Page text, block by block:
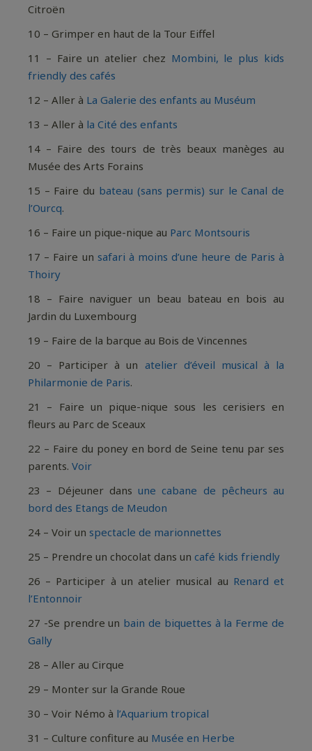
Citroën
10 – Grimper en haut de la Tour Eiffel
11 – Faire un atelier chez Mombini, le plus kids
friendly des cafés
12 – Aller à La Galerie des enfants au Muséum
13 – Aller à la Cité des enfants
14 – Faire des tours de très beaux manèges au
Musée des Arts Forains
15 – Faire du bateau (sans permis) sur le Canal de
l’Ourcq.
16 – Faire un pique-nique au Parc Montsouris
17 – Faire un safari à moins d’une heure de Paris à
Thoiry
18 – Faire naviguer un beau bateau en bois au
Jardin du Luxembourg
19 – Faire de la barque au Bois de Vincennes
20 – Participer à un atelier d’éveil musical à la
Philarmonie de Paris.
21 – Faire un pique-nique sous les cerisiers en
fleurs au Parc de Sceaux
22 – Faire du poney en bord de Seine tenu par ses
parents. Voir
23 – Déjeuner dans une cabane de pêcheurs au
bord des Etangs de Meudon
24 – Voir un spectacle de marionnettes
25 – Prendre un chocolat dans un café kids friendly
26 – Participer à un atelier musical au Renard et
l’Entonnoir
27 -Se prendre un bain de biquettes à la Ferme de
Gally
28 – Aller au Cirque
29 – Monter sur la Grande Roue
30 – Voir Némo à l’Aquarium tropical
31 – Culture confiture au Musée en Herbe